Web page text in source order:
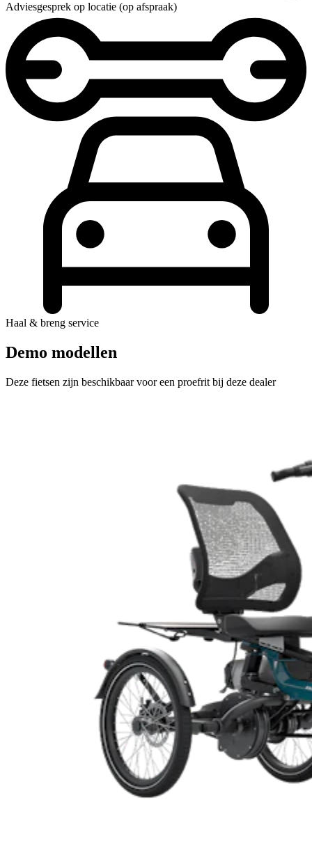
Adviesgesprek op locatie (op afspraak)
Haal & breng service
Demo modellen
Deze fietsen zijn beschikbaar voor een proefrit bij deze dealer